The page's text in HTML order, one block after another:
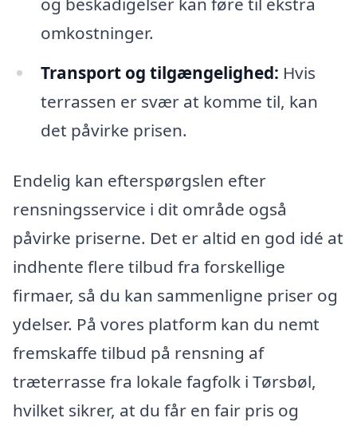
omkostninger.
Transport og tilgængelighed: Hvis
terrassen er svær at komme til, kan
det påvirke prisen.
Endelig kan efterspørgslen efter
rensningsservice i dit område også
påvirke priserne. Det er altid en god idé at
indhente flere tilbud fra forskellige
firmaer, så du kan sammenligne priser og
ydelser. På vores platform kan du nemt
fremskaffe tilbud på rensning af
træterrasse fra lokale fagfolk i Tørsbøl,
hvilket sikrer, at du får en fair pris og